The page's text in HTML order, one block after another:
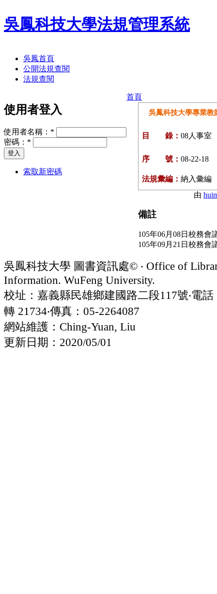
吳鳳科技大學法規管理系統
吳鳳首頁
公開法規查閱
法規查閱
使用者登入
使用者名稱： *
密碼： *
索取新密碼
首頁
吳鳳科技大學專業教
目 錄： 08人事室
序 號： 08-22-18
法規彙編： 納入彙編
由
備註
105年06月08日校務會
105年09月21日校務會
吳鳳科技大學 圖書資訊處© ‧ Office of
Information. WuFeng University.
校址：嘉義縣民雄鄉建國路二段117號‧電話
轉 21734‧傳真：05-2264087
網站維護：Ching-Yuan, Liu
更新日期：2020/05/01